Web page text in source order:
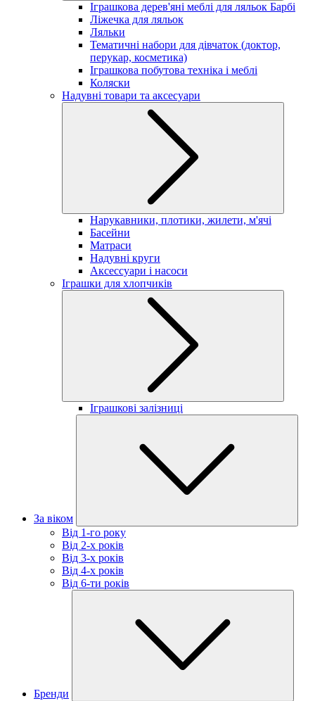
Іграшкова дерев'яні меблі для ляльок Барбі
Ліжечка для ляльок
Ляльки
Тематичні набори для дівчаток (доктор,
перукар, косметика)
Іграшкова побутова техніка і меблі
Коляски
Надувні товари та аксесуари
Нарукавники, плотики, жилети, м'ячі
Басейни
Матраси
Надувні круги
Аксессуари і насоси
Іграшки для хлопчиків
Іграшкові залізниці
За віком
Від 1-го року
Від 2-х років
Від 3-х років
Від 4-х років
Від 6-ти років
Бренди